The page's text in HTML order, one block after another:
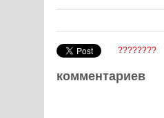
????????
комментариев